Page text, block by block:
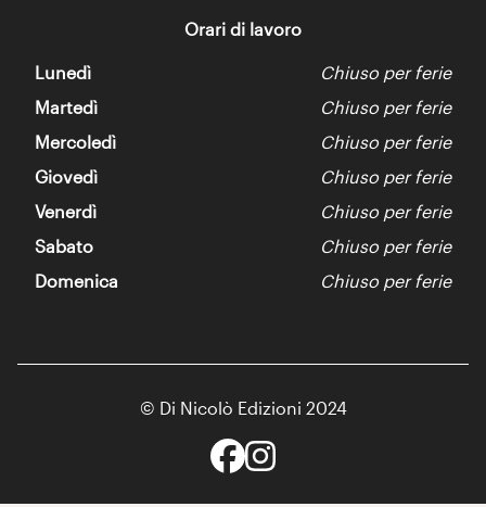
Orari di lavoro
Lunedì
Chiuso per ferie
Martedì
Chiuso per ferie
Mercoledì
Chiuso per ferie
Giovedì
Chiuso per ferie
Venerdì
Chiuso per ferie
Sabato
Chiuso per ferie
Domenica
Chiuso per ferie
© Di Nicolò Edizioni 2024